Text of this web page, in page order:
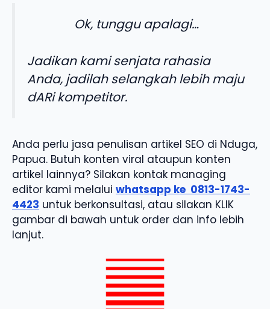
Ok, tunggu apalagi…
Jadikan kami senjata rahasia
Anda, jadilah selangkah lebih maju
dARi kompetitor.
Anda perlu jasa penulisan artikel SEO di Nduga,
Papua. Butuh konten viral ataupun konten
artikel lainnya? Silakan kontak managing
editor kami melalui whatsapp ke 0813-1743-
4423 untuk berkonsultasi, atau silakan KLIK
gambar di bawah untuk order dan info lebih
lanjut.